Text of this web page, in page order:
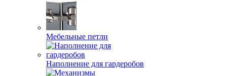
Мебельные петли
Наполнение для гардеробов